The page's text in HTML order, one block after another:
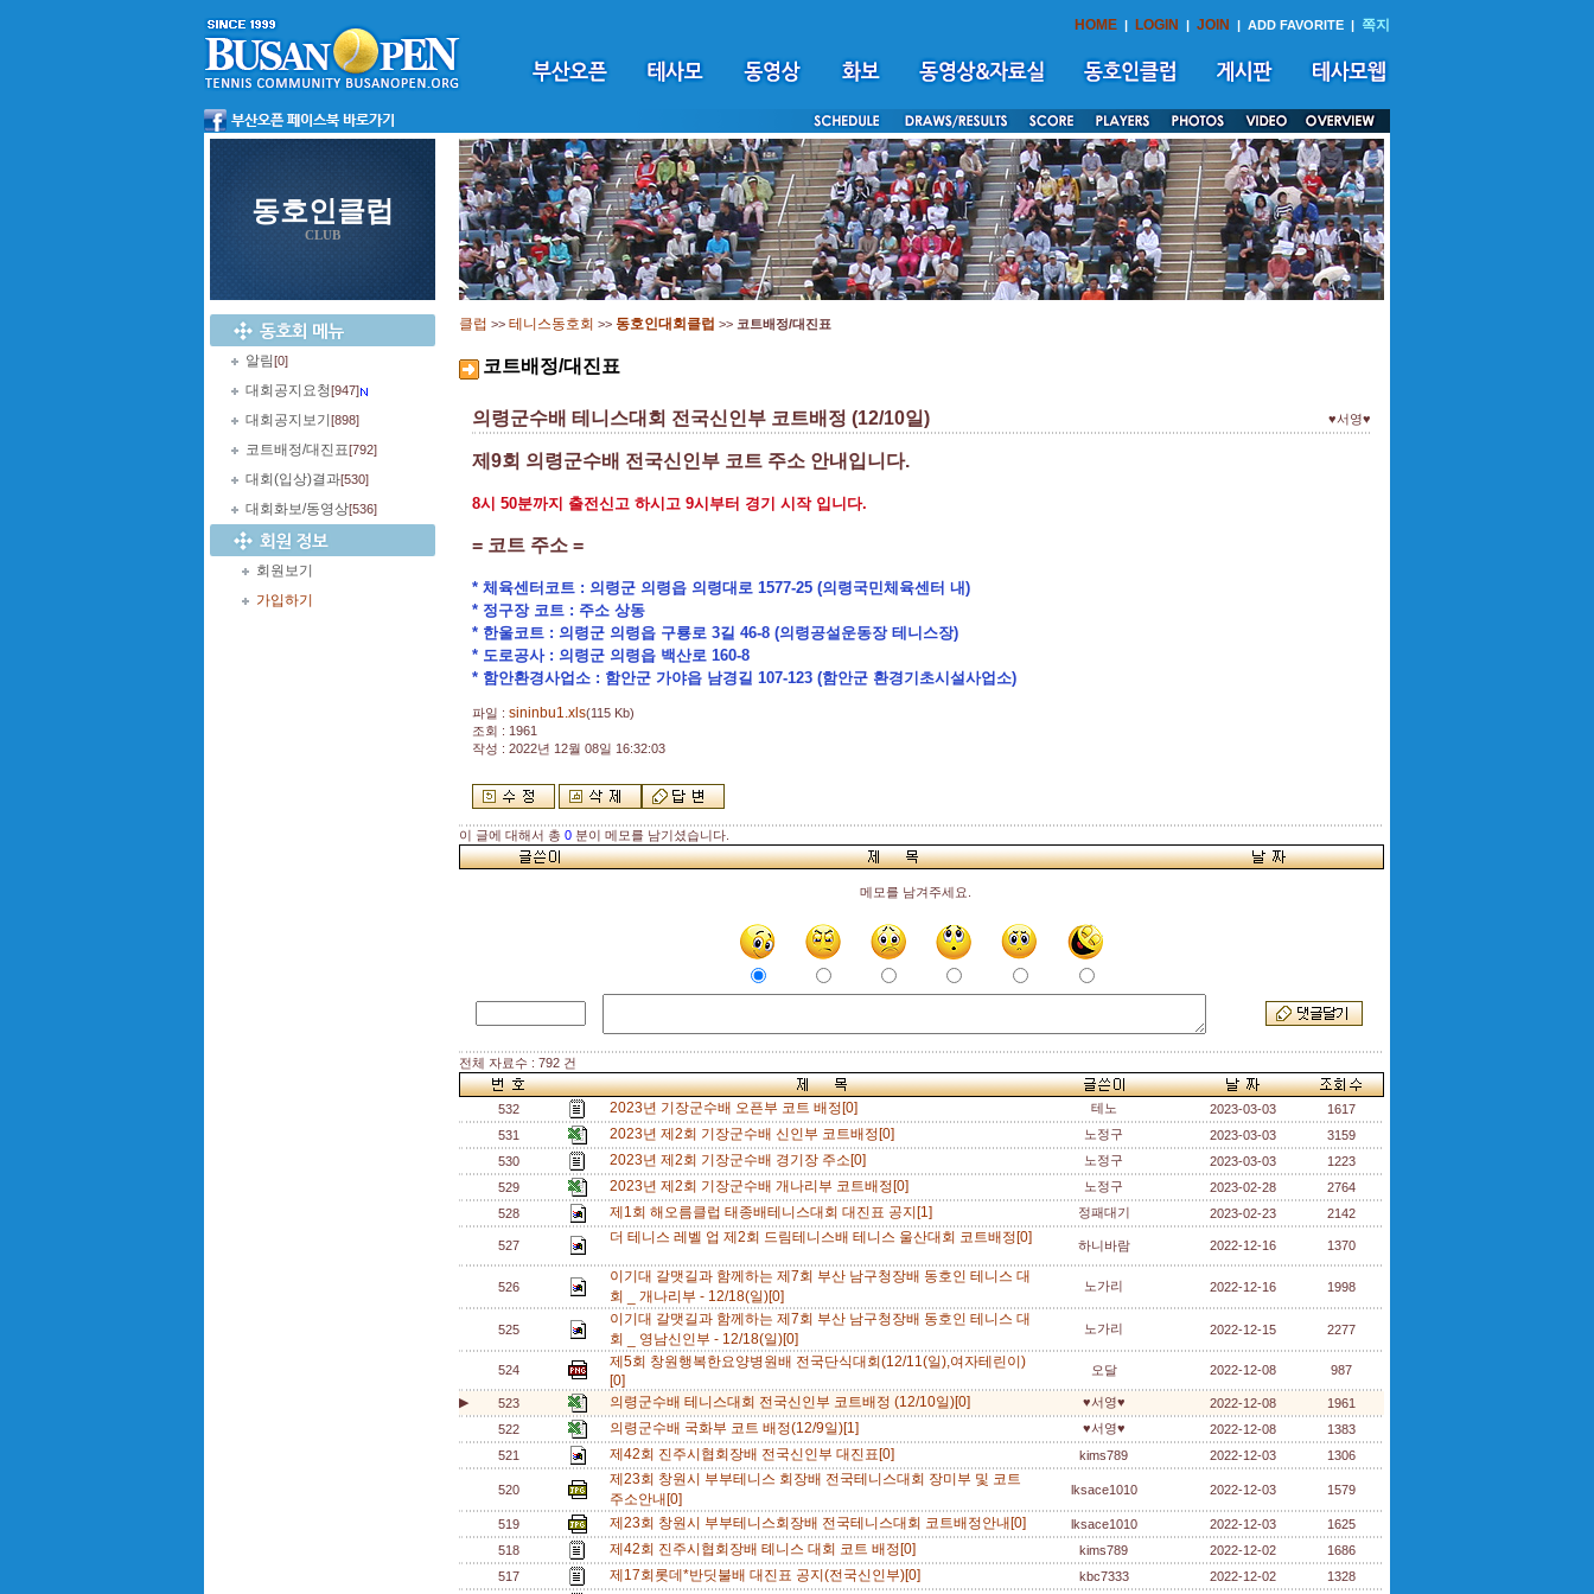
HOME | LOGIN | JOIN | ADD FAVORITE | 쪽지
동호인클럽
CLUB
알림[0]
대회공지요청[947]
대회공지보기 [898]
코트배정/대진표[792]
대회(입상)결과[530]
대회화보/동영상[536]
회원보기
가입하기
클럽 >> 테니스동호회 >> 동호인대회클럽 >> 코트배정/대진표
코트배정/대진표
의령군수배 테니스대회 전국신인부 코트배정 (12/10일) ♥서영♥
제9회 의령군수배 전국신인부 코트 주소 안내입니다.
8시 50분까지 출전신고 하시고 9시부터 경기 시작 입니다.
= 코트 주소 =
* 체육센터코트 : 의령군 의령읍 의령대로 1577-25 (의령국민체육센터 내)
* 정구장 코트 : 주소 상동
* 한울코트 : 의령군 의령읍 구룡로 3길 46-8 (의령공설운동장 테니스장)
* 도로공사 : 의령군 의령읍 백산로 160-8
* 함안환경사업소 : 함안군 가야읍 남경길 107-123 (함안군 환경기초시설사업소)
파일 : sininbu1.xls(115 Kb)
조회 : 1961
작성 : 2022년 12월 08일 16:32:03
이 글에 대해서 총 0 분이 메모를 남기셨습니다.
메모를 남겨주세요.
전체 자료수 : 792 건
532 2023년 기장군수배 오픈부 코트 배정[0] 테노 2023-03-03
1617
531
2023년 제2회 기장군수배 신인부 코트배정[0] 노정구 2023-03-03
3159
530
2023년 제2회 기장군수배 경기장 주소[0] 노정구 2023-03-03
1223
529
2023년 제2회 기장군수배 개나리부 코트배정[0] 노정구 2023-02-28
2764
528
제1회 해오름클럽 태종배테니스대회 대진표 공지[1] 정패대기 2023-02-23 2142
527 더 테니스 레벨 업 제2회 드림테니스배 테니스 울산대회 코트배정[0] 하니바람 2022-12-16 1370
526
이기대 갈맷길과 함께하는 제7회 부산 남구청장배 동호인 테니스 대
회 _ 개나리부 - 12/18(일)[0]
노가리 2022-12-16 1998
525
이기대 갈맷길과 함께하는 제7회 부산 남구청장배 동호인 테니스 대
회 _ 영남신인부 - 12/18(일)[0]
노가리 2022-12-15 2277
524
제5회 창원행복한요양병원배 전국단식대회(12/11(일),여자테린이)
[0]
오달 2022-12-08 987
▶ 523 의령군수배 테니스대회 전국신인부 코트배정 (12/10일)[0] ♥서영♥ 2022-12-08
1961
522
의령군수배 국화부 코트 배정(12/9일)[1] ♥서영♥ 2022-12-08
1383
521
제42회 진주시협회장배 전국신인부 대진표[0] kims789 2022-12-03 1306
520
제23회 창원시 부부테니스 회장배 전국테니스대회 장미부 및 코트
주소안내[0]
lksace1010 2022-12-03 1579
519 제23회 창원시 부부테니스회장배 전국테니스대회 코트배정안내[0] lksace1010 2022-12-03
1625
518
제42회 진주시협회장배 톄니스 대회 코트 배정[0] kims789 2022-12-02
1686
517
제17회롯데*반딧불배 대진표 공지(전국신인부)[0] kbc7333 2022-12-02 1328